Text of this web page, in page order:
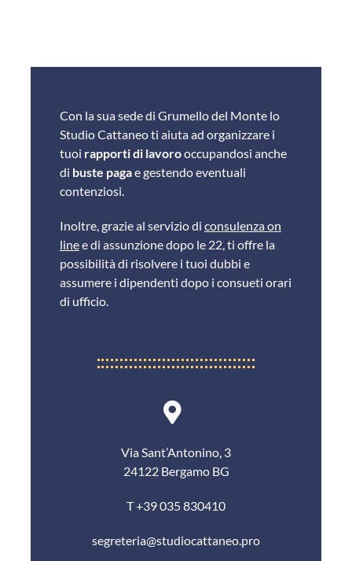
Con la sua sede di Grumello del Monte lo
Studio Cattaneo ti aiuta ad organizzare i
tuoi rapporti di lavorooccupandosi anche
di buste pagae gestendo eventuali
contenziosi.
Inoltre, grazie al servizio di consulenza on
linee di assunzione dopo le 22, ti offre la
possibilità di risolvere i tuoi dubbi e
assumere i dipendenti dopo i consueti orari
di ufficio.
Via Sant’Antonino, 3
24122 Bergamo BG
T +39 035 830410
segreteria@studiocattaneo.pro